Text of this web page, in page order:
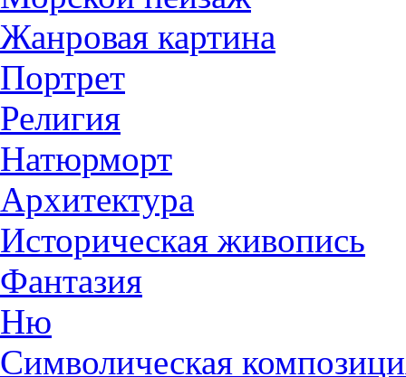
Жанровая картина
Портрет
Религия
Натюрморт
Архитектура
Историческая живопись
Фантазия
Ню
Символическая